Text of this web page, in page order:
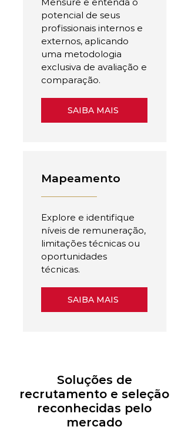
potencial de seus
profissionais internos e
externos, aplicando
uma metodologia
exclusiva de avaliação e
comparação.
SAIBA MAIS
Mapeamento
Explore e identifique
níveis de remuneração,
limitações técnicas ou
oportunidades
técnicas.
SAIBA MAIS
Soluções de
recrutamento e seleção
reconhecidas pelo
mercado